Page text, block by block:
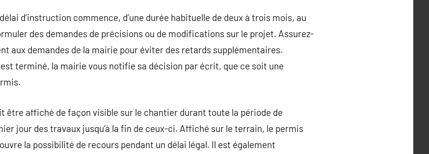
d’instruction commence, d’une durée habituelle de deux à trois mois, au
des demandes de précisions ou de modifications sur le projet. Assurez-
aux demandes de la mairie pour éviter des retards supplémentaires.
terminé, la mairie vous notifie sa décision par écrit, que ce soit une
être affiché de façon visible sur le chantier durant toute la période de
jour des travaux jusqu’à la fin de ceux-ci. Affiché sur le terrain, le permis
la possibilité de recours pendant un délai légal. Il est également